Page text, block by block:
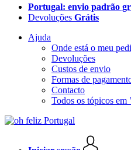
Portugal: envio padrão
Devoluções Grátis
Ajuda
Onde está o meu
Devoluções
Custos de envio
Formas de
Contacto
Todos os tópicos